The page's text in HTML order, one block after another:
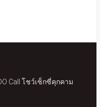
Call โชว์เซ็กซี่คุกคาม